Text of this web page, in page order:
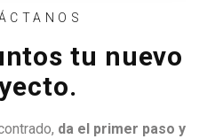
tu nuevo
da el primer paso y